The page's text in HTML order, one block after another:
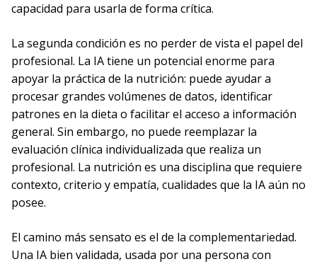
capacidad para usarla de forma crítica.
La segunda condición es no perder de vista el papel del
profesional. La IA tiene un potencial enorme para
apoyar la práctica de la nutrición: puede ayudar a
procesar grandes volúmenes de datos, identificar
patrones en la dieta o facilitar el acceso a información
general. Sin embargo, no puede reemplazar la
evaluación clínica individualizada que realiza un
profesional. La nutrición es una disciplina que requiere
contexto, criterio y empatía, cualidades que la IA aún no
posee.
El camino más sensato es el de la complementariedad.
Una IA bien validada, usada por una persona con